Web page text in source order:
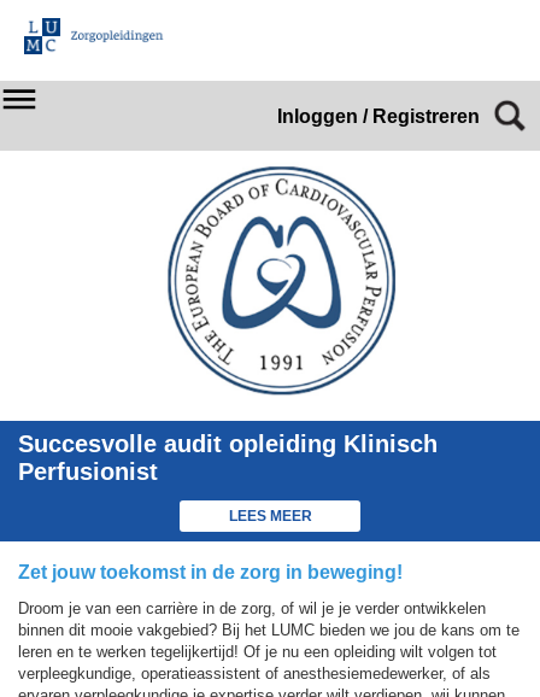
Inloggen / Registreren
Succesvolle audit opleiding Klinisch
Perfusionist
LEES MEER
Zet jouw toekomst in de zorg in beweging!
Droom je van een carrière in de zorg, of wil je je verder ontwikkelen
binnen dit mooie vakgebied? Bij het LUMC bieden we jou de kans om te
leren en te werken tegelijkertijd! Of je nu een opleiding wilt volgen tot
verpleegkundige, operatieassistent of anesthesiemedewerker, of als